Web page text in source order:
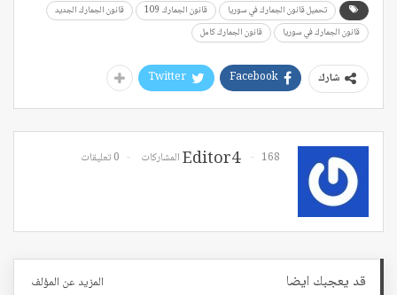
تحميل قانون الجمارك في سوريا قانون الجمارك 109
قانون الجمارك الجديد
قانون الجمارك في سوريا
قانون الجمارك كامل
شارك Facebook
Twitter
Editor4 168 المشاركات 0 تعليقات
قد يعجبك ايضا المزيد عن المؤلف